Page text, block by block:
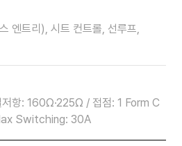
엔트리), 시트 컨트롤, 선루프,
항: 160Ω·225Ω / 접점: 1 Form C
Switching: 30A